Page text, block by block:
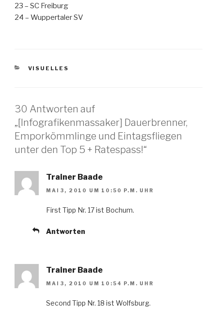
23 – SC Freiburg
24 – Wuppertaler SV
KATEGORIEN
VISUELLES
30 Antworten auf
„[Infografikenmassaker] Dauerbrenner,
Emporkömmlinge und Eintagsfliegen
unter den Top 5 + Ratespass!“
Trainer Baade
MAI 3, 2010 UM 10:50 P.M. UHR
First Tipp Nr. 17 ist Bochum.
Antworten
Trainer Baade
MAI 3, 2010 UM 10:54 P.M. UHR
Second Tipp Nr. 18 ist Wolfsburg.